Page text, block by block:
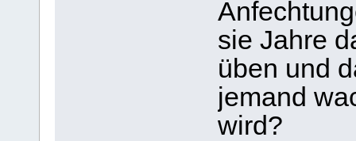
sie Jahre
üben und
jemand
wird?